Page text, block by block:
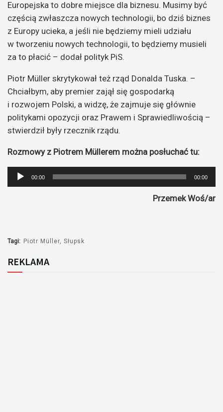
Europejska to dobre miejsce dla biznesu. Musimy być
częścią zwłaszcza nowych technologii, bo dziś biznes
z Europy ucieka, a jeśli nie będziemy mieli udziału
w tworzeniu nowych technologii, to będziemy musieli
za to płacić – dodał polityk PiS.
Piotr Müller skrytykował też rząd Donalda Tuska. –
Chciałbym, aby premier zajął się gospodarką
i rozwojem Polski, a widzę, że zajmuje się głównie
politykami opozycji oraz Prawem i Sprawiedliwością –
stwierdził były rzecznik rządu.
Rozmowy z Piotrem Müllerem można posłuchać tu:
Odtwarzacz
plików
00:00 00:00
Przemek Woś/ar
Tagi: Piotr Müller Słupsk
REKLAMA